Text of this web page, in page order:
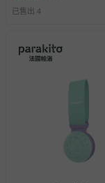
已售出 4